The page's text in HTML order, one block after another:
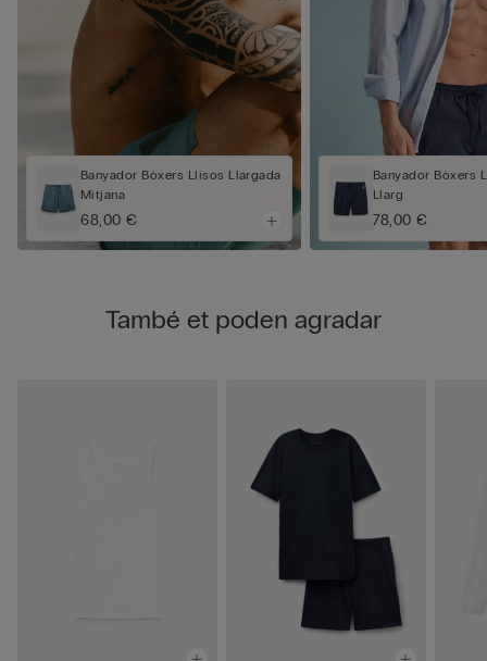
Banyador Bòxers Llisos Llargada
Mitjana
68,00 €
Banyador Bòxers
Llarg
78,00 €
També et poden agradar